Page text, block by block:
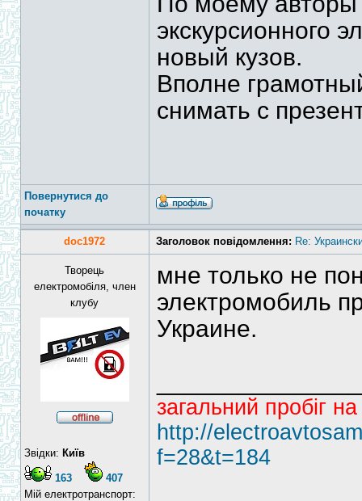
экскурсионного
новый кузов.
Вполне
снимать с
Повернутися до
початку
doc1972 Заголовок повідомлення: Re:
Творець
електромобіля, член
клубу
Звідки: Київ
163
407
Мій електротранспорт:
мне только не
электромобиль
Украине.
загальний пробіг
http://
f=28&t=184